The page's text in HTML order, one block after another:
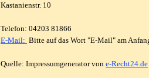
Kastanienstr. 10
Telefon: 04203 81866
E-Mail: Bitte auf das Wort "E-Mail" am
Quelle: Impressumgenerator von e-Recht24.de